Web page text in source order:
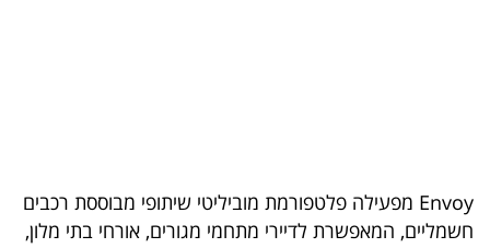
פודקאסט
Envoy מפעילה פלטפורמת מוביליטי שיתופי מבוססת רכבים
חשמליים, המאפשרת לדיירי מתחמי מגורים, אורחי בתי מלון,